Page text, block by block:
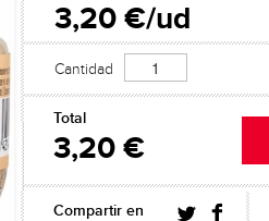
3,20 €/ud
Cantidad
Total
3,20 €
Compartir en